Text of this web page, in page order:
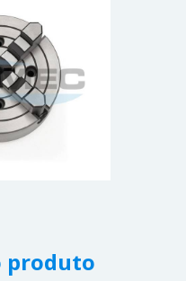
produto